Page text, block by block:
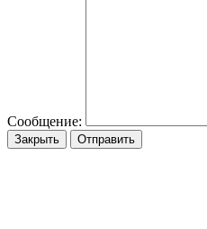
Сообщение:
Закрыть Отправить